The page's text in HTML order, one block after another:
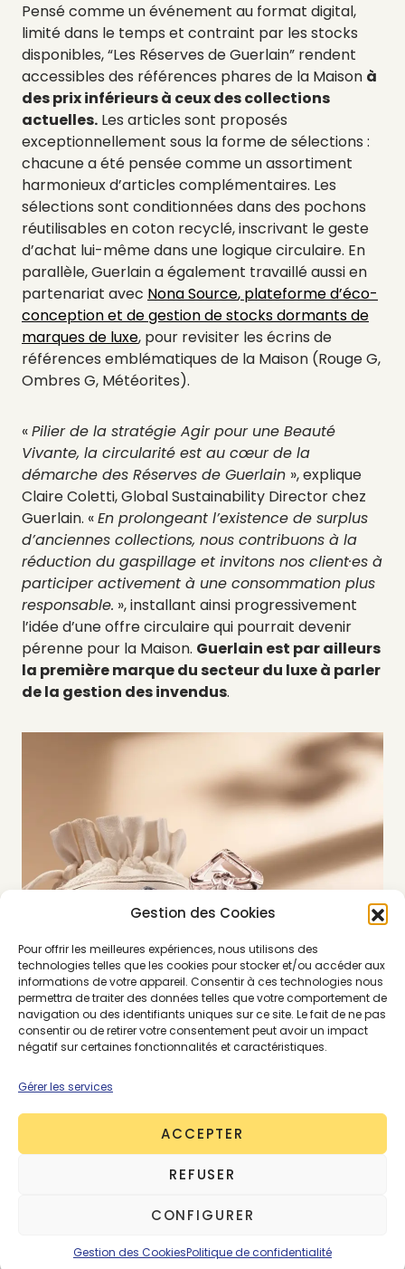
Gestion des Cookies
Pour offrir les meilleures expériences, nous utilisons des
technologies telles que les cookies pour stocker et/ou accéder aux
informations de votre appareil. Consentir à ces technologies nous
permettra de traiter des données telles que votre comportement de
navigation ou des identifiants uniques sur ce site. Le fait de ne pas
consentir ou de retirer votre consentement peut avoir un impact
négatif sur certaines fonctionnalités et caractéristiques.
Gérer les services
ACCEPTER
REFUSER
CONFIGURER
Gestion des CookiesPolitique de confidentialité
Pensé comme un événement au format digital,
limité dans le temps et contraint par les stocks
disponibles, “Les Réserves de Guerlain” rendent
accessibles des références phares de la Maison à
des prix inférieurs à ceux des collections
actuelles. Les articles sont proposés
exceptionnellement sous la forme de sélections :
chacune a été pensée comme un assortiment
harmonieux d’articles complémentaires. Les
sélections sont conditionnées dans des pochons
réutilisables en coton recyclé, inscrivant le geste
d’achat lui-même dans une logique circulaire. En
parallèle, Guerlain a également travaillé aussi en
partenariat avec Nona Source, plateforme d’éco-
conception et de gestion de stocks dormants de
marques de luxe, pour revisiter les écrins de
références emblématiques de la Maison (Rouge G,
Ombres G, Météorites).
«Pilier de la stratégie Agir pour une Beauté
Vivante, la circularité est au cœur de la
démarche des Réserves de Guerlain », explique
Claire Coletti, Global Sustainability Director chez
Guerlain. «En prolongeant l’existence de surplus
d’anciennes collections, nous contribuons à la
réduction du gaspillage et invitons nos client·es à
participer activement à une consommation plus
responsable. », installant ainsi progressivement
l’idée d’une offre circulaire qui pourrait devenir
pérenne pour la Maison. Guerlain est par ailleurs
la première marque du secteur du luxe à parler
de la gestion des invendus.
© Guerlain
pour Guerlain